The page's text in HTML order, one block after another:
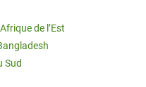
de l’Est
Sud